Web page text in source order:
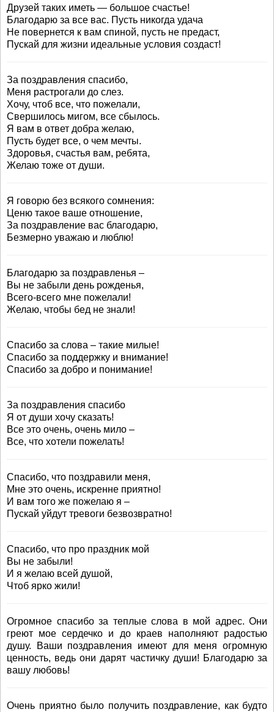
Друзей таких иметь — большое счастье!
Благодарю за все вас. Пусть никогда удача
Не повернется к вам спиной, пусть не предаст,
Пускай для жизни идеальные условия создаст!
За поздравления спасибо,
Меня растрогали до слез.
Хочу, чтоб все, что пожелали,
Свершилось мигом, все сбылось.
Я вам в ответ добра желаю,
Пусть будет все, о чем мечты.
Здоровья, счастья вам, ребята,
Желаю тоже от души.
Я говорю без всякого сомнения:
Ценю такое ваше отношение,
За поздравление вас благодарю,
Безмерно уважаю и люблю!
Благодарю за поздравленья –
Вы не забыли день рожденья,
Всего-всего мне пожелали!
Желаю, чтобы бед не знали!
Спасибо за слова – такие милые!
Спасибо за поддержку и внимание!
Спасибо за добро и понимание!
За поздравления спасибо
Я от души хочу сказать!
Все это очень, очень мило –
Все, что хотели пожелать!
Спасибо, что поздравили меня,
Мне это очень, искренне приятно!
И вам того же пожелаю я –
Пускай уйдут тревоги безвозвратно!
Спасибо, что про праздник мой
Вы не забыли!
И я желаю всей душой,
Чтоб ярко жили!
Огромное спасибо за теплые слова в мой адрес. Они
греют мое сердечко и до краев наполняют радостью
душу. Ваши поздравления имеют для меня огромную
ценность, ведь они дарят частичку души! Благодарю за
вашу любовь!
Очень приятно было получить поздравление, как будто